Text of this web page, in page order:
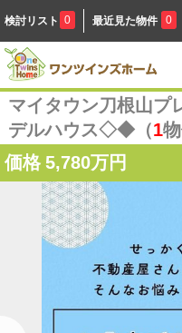
検討リスト 0 最近見た物件 0
マイタウン刀根山
デルハウス◇◆（1物
価格 5,780万円